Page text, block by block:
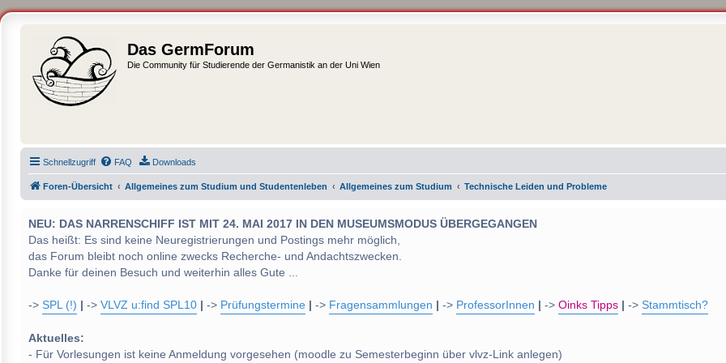
Das GermForum
Die Community für Studierende der Germanistik an der Uni Wien
Schnellzugriff FAQ Downloads
Foren-Übersicht Allgemeines zum Studium und Studentenleben Allgemeines zum Studium Technische Leiden und Probleme
NEU: DAS NARRENSCHIFF IST MIT 24. MAI 2017 IN DEN MUSEUMSMODUS ÜBERGEGANGEN
Das heißt: Es sind keine Neuregistrierungen und Postings mehr möglich,
das Forum bleibt noch online zwecks Recherche- und Andachtszwecken.
Danke für deinen Besuch und weiterhin alles Gute ...
-> SPL (!) -> VLVZ u:find SPL10 -> Prüfungstermine -> Fragensammlungen -> ProfessorInnen -> Oinks Tipps -> Stammtisch?
Aktuelles:
- Für Vorlesungen ist keine Anmeldung vorgesehen (moodle zu Semesterbeginn über vlvz-Link anlegen)